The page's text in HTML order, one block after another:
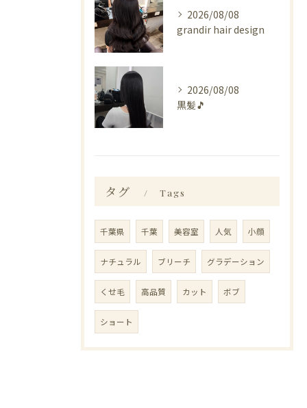
2026/08/08
grandir hair design
2026/08/08
黒髪🎵
タグ Tags
千葉県 千葉 美容室 人気 小顔
ナチュラル ブリーチ グラデーション
くせ毛 高品質 カット ボブ
ショート